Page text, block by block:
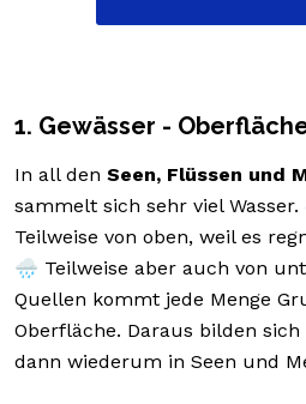
1. Gewässer -
In all den Seen, Flüssen und
sammelt sich sehr viel
Teilweise von oben, weil es
🌧️ Teilweise aber auch von
Quellen kommt jede Menge
Oberfläche. Daraus bilden
dann wiederum in Seen und